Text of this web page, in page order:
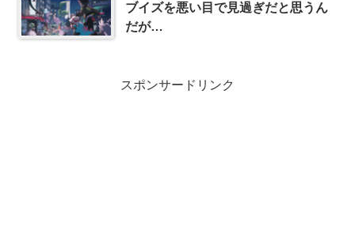
ブイズを悪い目で見過ぎだと思うん
だが…
スポンサードリンク